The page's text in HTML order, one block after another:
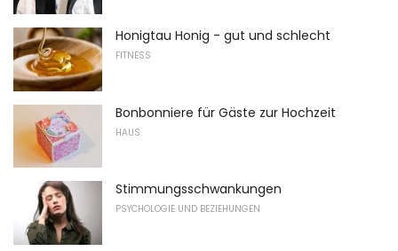
Honigtau Honig - gut und schlecht
FITNESS
Bonbonniere für Gäste zur Hochzeit
HAUS
Stimmungsschwankungen
PSYCHOLOGIE UND BEZIEHUNGEN